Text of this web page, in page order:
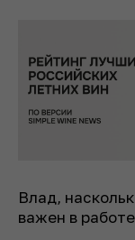
Влад,
важен в